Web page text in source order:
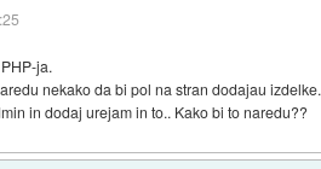
ja.
nekako da bi pol na stran dodajau izdelke.
in dodaj urejam in to.. Kako bi to naredu??